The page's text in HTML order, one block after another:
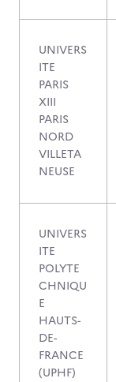
UNIVERS
ITE
PARIS
XIII
PARIS
NORD
VILLETA
NEUSE
UNIVERS
ITE
POLYTE
CHNIQU
E
HAUTS-
DE-
FRANCE
(UPHF)